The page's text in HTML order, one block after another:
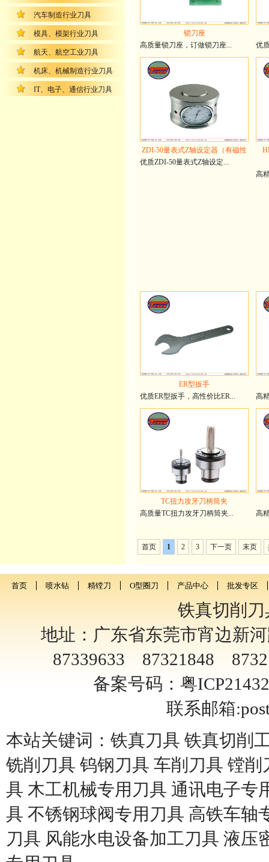
汽车制造行业刀具
模具、模架行业刀具
航天、航空工业刀具
机床、机械制造行业刀具
IT、电子、通信行业刀具
锁刀座
高质量锁刀座，订做锁刀座...
优
ZDI-50量表式Z轴设定器（有磁性
优质ZDI-50量表式Z轴设定...
高
ER型扳手
优质ER型扳手，高性价比ER...
高
TC扭力攻牙刀柄筒夹
高质量TC扭力攻牙刀柄筒夹...
高
首页 1 2 3 下一页 末页
首页 喷水钻 精镗刀 O型圈刀 产品中心 批发专区
铁真切削
地址：广东省东莞市宵边新
87339633 87321848
备案号码：粤
联系邮箱:
本站关键词：铁真刀具 铁真切削
铣削刀具 钨钢刀具 车削刀具 镗
具 木工机械专用刀具 通讯电子专
具 不锈钢球阀专用刀具 高铁车轴
刀具 风能水电设备加工刀具 液压